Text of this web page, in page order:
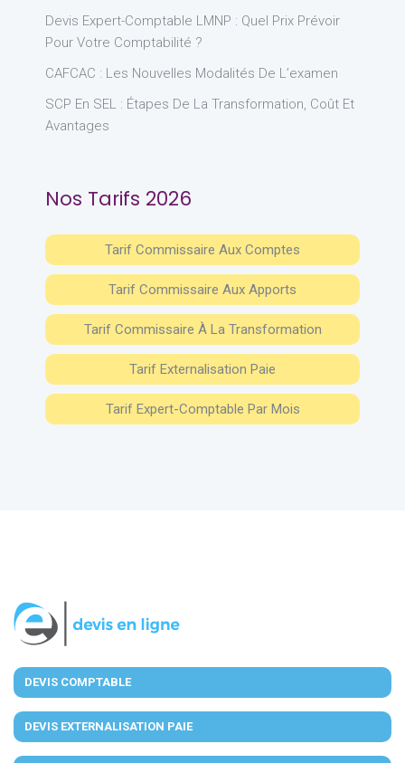
Devis Expert-Comptable LMNP : Quel Prix Prévoir
Pour Votre Comptabilité ?
CAFCAC : Les Nouvelles Modalités De L’examen
SCP En SEL : Étapes De La Transformation, Coût Et
Avantages
Nos Tarifs 2026
Tarif Commissaire Aux Comptes
Tarif Commissaire Aux Apports
Tarif Commissaire À La Transformation
Tarif Externalisation Paie
Tarif Expert-Comptable Par Mois
DEVIS COMPTABLE
DEVIS EXTERNALISATION PAIE